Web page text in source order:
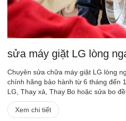
sửa máy giặt LG lòng
Chuyên sửa chữa máy giặt LG lòng
chính hãng bảo hành từ 6 tháng đến
LG, Thay xả, Thay Bo hoặc sửa bo
Xem chi tiết